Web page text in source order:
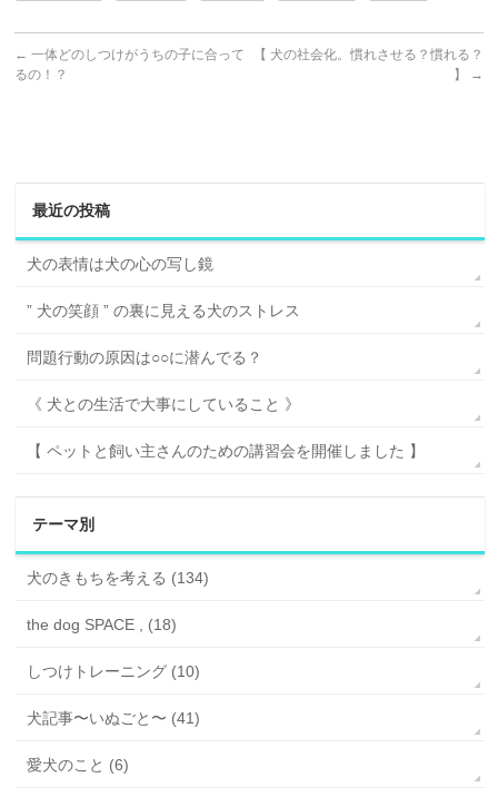
← 一体どのしつけがうちの子に合って
るの！？
【 犬の社会化。慣れさせる？慣れる？
】
→
最近の投稿
犬の表情は犬の心の写し鏡
” 犬の笑顔 ” の裏に見える犬のストレス
問題行動の原因は○○に潜んでる？
《 犬との生活で大事にしていること 》
【 ペットと飼い主さんのための講習会を開催しました 】
テーマ別
犬のきもちを考える (134)
the dog SPACE , (18)
しつけトレーニング (10)
犬記事〜いぬごと〜 (41)
愛犬のこと (6)